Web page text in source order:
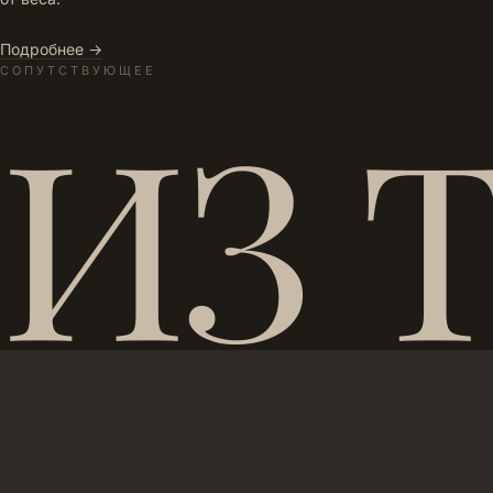
Подробнее →
СОПУТСТВУЮЩЕЕ
ИЗ